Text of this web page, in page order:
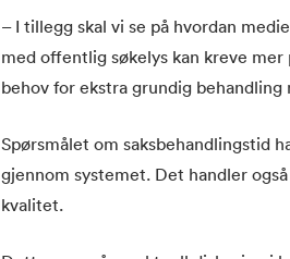
– I tillegg skal vi se på hvordan
med offentlig søkelys kan kreve
behov for ekstra grundig
Spørsmålet om saksbehandlingstid
gjennom systemet. Det handler
kvalitet.